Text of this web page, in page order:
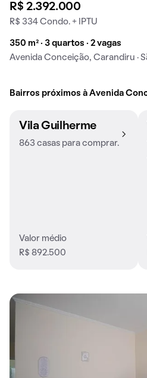
R$ 2.392.000
R$ 334 Condo. + IPTU
350 m² · 3 quartos · 2 vagas
Avenida Conceição, Carandiru ·
Bairros próximos à Avenida
Vila Guilherme
863 casas para comprar.
Valor médio
R$ 892.500